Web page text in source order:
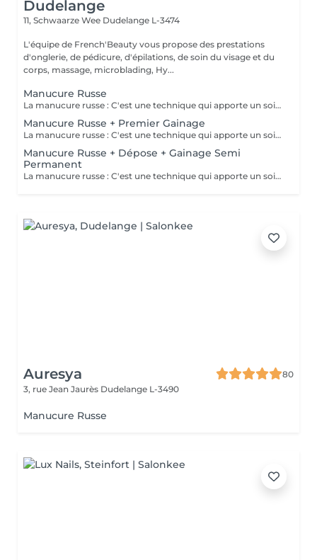
Dudelange
11, Schwaarze Wee Dudelange L-3474
L'équipe de French'Beauty vous propose des prestations
d'onglerie, de pédicure, d'épilations, de soin du visage et du
corps, massage, microblading, Hy...
Manucure Russe
La manucure russe : C'est une technique qui apporte un soin complet de l'ongle naturel et des cuticules. Grâce à la manucure russe l'ongle est entièrement nettoyé des peaux et cuticules collés, ce qui apporte un rendu net et durable.
Manucure Russe + Premier Gainage
La manucure russe : C'est une technique qui apporte un soin complet de l'ongle naturel et des cuticules. Grâce à la manucure russe le semi permanent est posé sous la cuticule ce qui permet une repousse invisible de 7 à 12 jours. Cette prestation comprend la manucure russe complète ainsi que la pose renforcée au semi permanent (aucune dépose ne sera faite)
Manucure Russe + Dépose + Gainage Semi
Permanent
La manucure russe : C'est une technique qui apporte un soin complet de l'ongle naturel et des cuticules. Grâce à la manucure russe le semi permanent est posé sous la cuticule ce qui permet une repousse invisible de 7 à 12 jours. Cette prestation comprend la dépose de votre ancienne couleur, la manucure russe complète ainsi que la pose d'un semi permanent renforcé
Auresya
80
3, rue Jean Jaurès Dudelange L-3490
Manucure Russe